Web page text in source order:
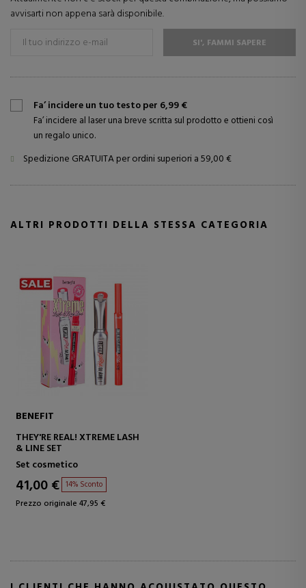
avvisarti non appena sarà disponibile.
SI', FAMMI SAPERE
Fa’ incidere un tuo testo per 6,99 €
Fa’ incidere al laser una breve scritta sul prodotto e ottieni così
un regalo unico.
Spedizione GRATUITA per ordini superiori a 59,00 €
ALTRI PRODOTTI DELLA STESSA CATEGORIA
BENEFIT
THEY'RE REAL! XTREME LASH
& LINE SET
Set cosmetico
41,00 € 14% Sconto
Prezzo originale 47,95 €